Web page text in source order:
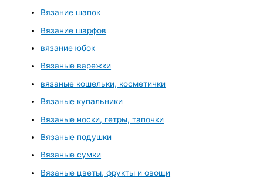
Вязание шапок
Вязание шарфов
вязание юбок
Вязаные варежки
вязаные кошельки, косметички
Вязаные купальники
Вязаные носки, гетры, тапочки
Вязаные подушки
Вязаные сумки
Вязаные цветы, фрукты и овощи